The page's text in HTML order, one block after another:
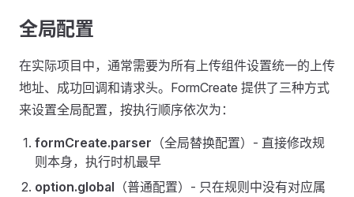
全局配置
在实际项目中，通常需要为所有上传组件设置统一的上传
地址、成功回调和请求头。FormCreate 提供了三种方式
来设置全局配置，按执行顺序依次为：
formCreate.parser （全局替换配置）- 直接修改规
则本身，执行时机最早
option.global （普通配置）- 只在规则中没有对应属